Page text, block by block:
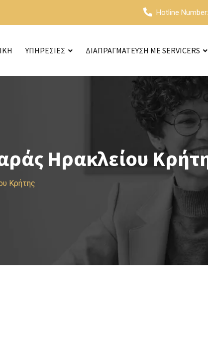
Hotline Number:
ΥΠΗΡΕΣΙΕΣ ΔΙΑΠΡΑΓΜΑΤΕΥΣΗ ΜΕ SERVICERS
Ηρακλείου
Κρήτης